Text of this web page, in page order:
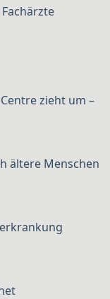
zieht um –
ältere Menschen